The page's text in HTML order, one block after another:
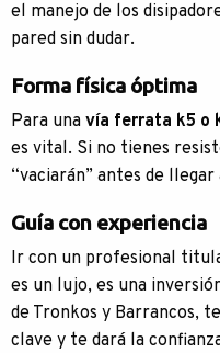
el manejo de los
pared sin dudar.
Forma física óptima
Para una vía ferrata k5 o
es vital. Si no tienes
“vaciarán” antes de
Guía con experiencia
Ir con un profesional
es un lujo, es una
de Tronkos y Barrancos,
clave y te dará la